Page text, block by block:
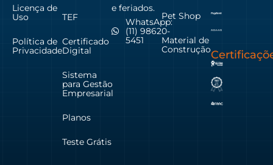
Licença de
Uso
Política de
Privacidade
TEF
Certificado
Digital
Sistema
para Gestão
Empresarial
Planos
Teste Grátis
e feriados.
WhatsApp:
(11) 98620-
5451
Pet Shop
Material de
Construção